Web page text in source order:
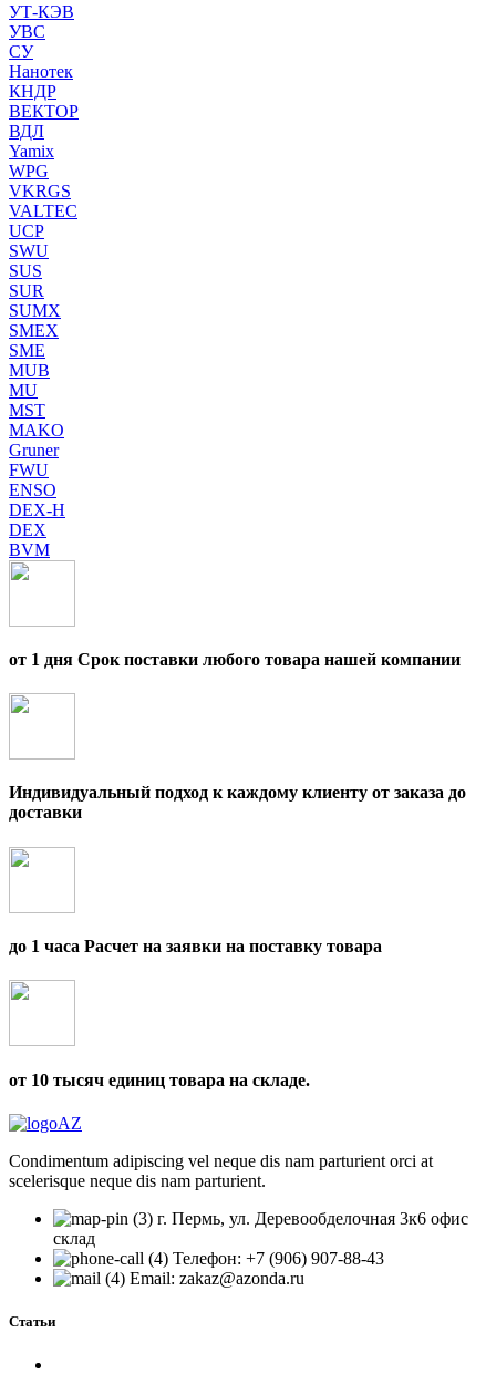
УТ-КЭВ
УВС
СУ
Нанотек
КНДР
ВЕКТОР
ВДЛ
Yamix
WPG
VKRGS
VALTEC
UCP
SWU
SUS
SUR
SUMX
SMEX
SME
MUB
MU
MST
MAKO
Gruner
FWU
ENSO
DEX-H
DEX
BVM
от 1 дня Срок поставки любого товара нашей компании
Индивидуальный подход к каждому клиенту от заказа до
доставки
до 1 часа Расчет на заявки на поставку товара
от 10 тысяч единиц товара на складе.
Condimentum adipiscing vel neque dis nam parturient orci at
scelerisque neque dis nam parturient.
г. Пермь, ул. Деревообделочная 3к6 офис
склад
Телефон: +7 (906) 907-88-43
Email: zakaz@azonda.ru
Статьи